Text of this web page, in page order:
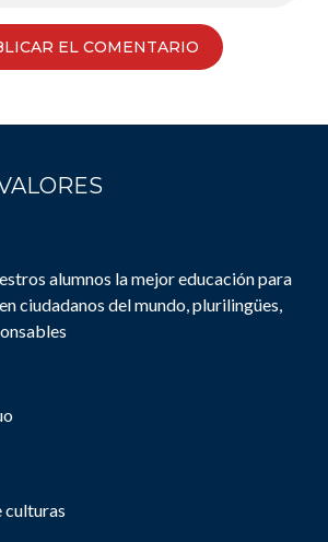
alumnos la mejor educación para
ciudadanos del mundo, plurilingües,
culturas